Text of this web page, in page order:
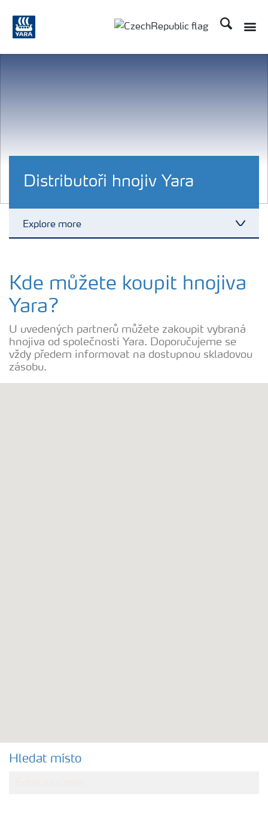
Hledat
Distributoři hnojiv Yara
Explore more
Hnojiva
Nástroje a služby
Kde můžete koupit hnojiva
Yara?
U uvedených partnerů můžete zakoupit vybraná
hnojiva od společnosti Yara. Doporučujeme se
vždy předem informovat na dostupnou skladovou
zásobu.
Hledat místo